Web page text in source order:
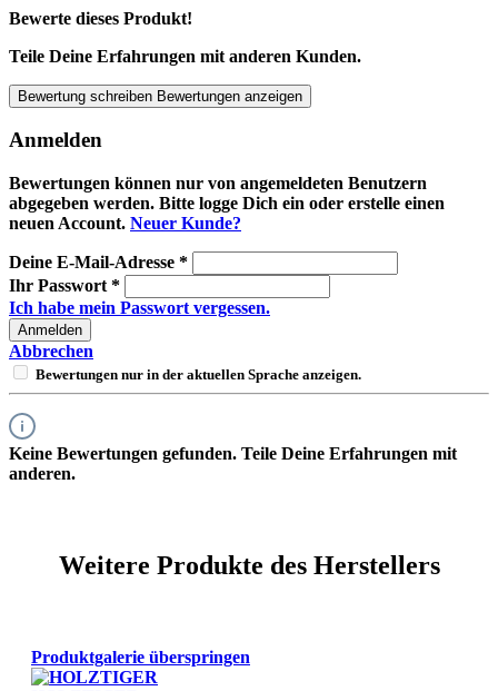
Bewerte dieses Produkt!
Teile Deine Erfahrungen mit anderen Kunden.
Bewertung schreiben Bewertungen anzeigen
Anmelden
Bewertungen können nur von angemeldeten Benutzern
abgegeben werden. Bitte logge Dich ein oder erstelle einen
neuen Account. Neuer Kunde?
Deine E-Mail-Adresse *
Ihr Passwort *
Ich habe mein Passwort vergessen.
Anmelden
Abbrechen
Bewertungen nur in der aktuellen Sprache anzeigen.
Keine Bewertungen gefunden. Teile Deine Erfahrungen mit
anderen.
Weitere Produkte des Herstellers
Produktgalerie überspringen